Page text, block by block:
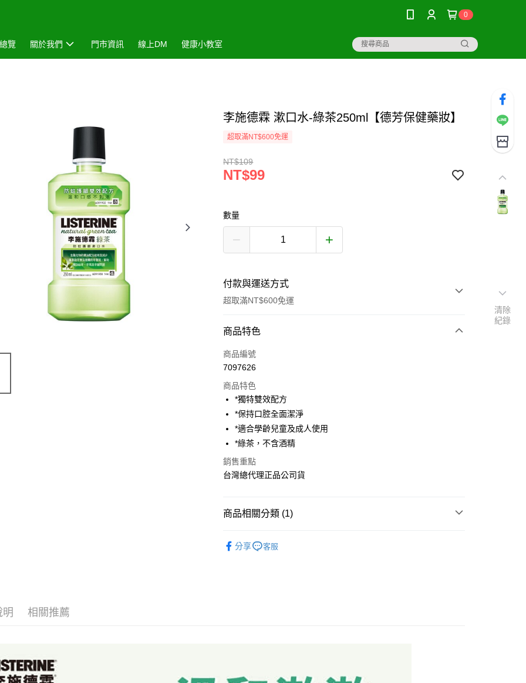
0
覽 關於我們 門市資訊 線上DM 健康小教室
李施德霖 漱口水-綠茶250ml【德芳保健藥妝】
超取滿NT$600免運
NT$109
NT$99
數量
付款與運送方式
超取滿NT$600免運
付款方式
信用卡一次付款
LINE Pay
Apple Pay
街口支付
悠遊付
【關於「AFTEE先享後付」】
AFTEE先享後付是「在收到商品之後才付款」的支付方式。 讓您購物簡單
１．簡單：不需註冊會員、不需綁卡、不需儲值。
２．便利：只要手機號碼，簡訊認證，即可結帳。
※ 交易是否成功請以「AFTEE先享後付 」之結帳頁面顯示為準，若有關於
ATM付款
商品特色
商品編號
7097626
商品特色
*獨特雙效配方
*保持口腔全面潔淨
*適合學齡兒童及成人使用
*綠茶，不含酒精
銷售重點
台灣總代理正品公司貨
商品相關分類 (1)
分享
客服
明 相關推薦
清除
紀錄